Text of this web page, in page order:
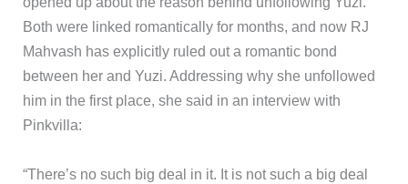
Both were linked romantically for months, and now RJ
Mahvash has explicitly ruled out a romantic bond
between her and Yuzi. Addressing why she unfollowed
him in the first place, she said in an interview with
Pinkvilla:
“There’s no such big deal in it. It is not such a big deal